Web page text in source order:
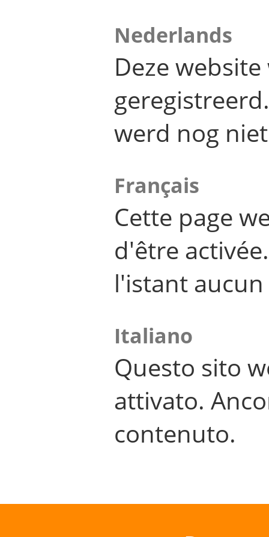
Nederlands
Deze
werd nog
Français
Cette page
d'être
l'istant
Italiano
Questo sito
attivato.
contenuto.